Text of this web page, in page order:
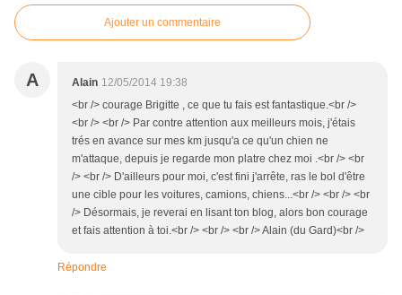
Ajouter un commentaire
A Alain 12/05/2014 19:38
<br /> courage Brigitte , ce que tu fais est fantastique.<br />
<br /> <br /> Par contre attention aux meilleurs mois, j'étais
trés en avance sur mes km jusqu'a ce qu'un chien ne
m'attaque, depuis je regarde mon platre chez moi .<br /> <br
/> <br /> D'ailleurs pour moi, c'est fini j'arrête, ras le bol d'être
une cible pour les voitures, camions, chiens...<br /> <br /> <br
/> Désormais, je reverai en lisant ton blog, alors bon courage
et fais attention à toi.<br /> <br /> <br /> Alain (du Gard)<br />
Répondre